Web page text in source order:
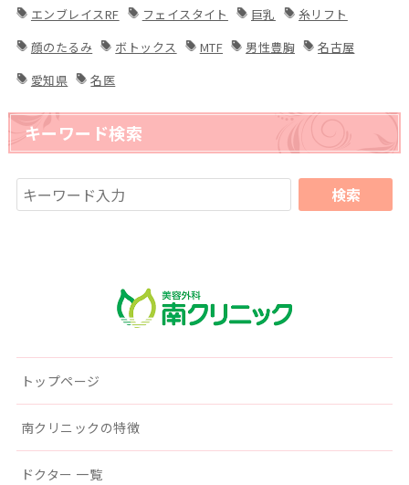
エンブレイスRF
フェイスタイト 巨乳
糸リフト
顔のたるみ
ボトックス MTF 男性豊胸
名古屋
愛知県
名医
キーワード検索
トップページ
南クリニックの特徴
ドクター 一覧